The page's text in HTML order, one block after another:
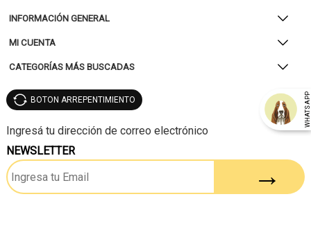
INFORMACIÓN GENERAL
MI CUENTA
CATEGORÍAS MÁS BUSCADAS
WHATSAPP
BOTON ARREPENTIMIENTO
NEWSLETTER